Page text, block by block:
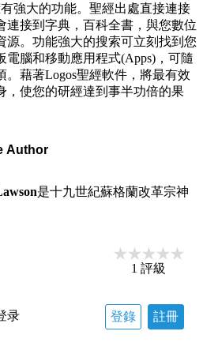
強大的功能。聖經出處直接連接
連接到字典，百科全書，與您數位
源。功能強大的搜索可立刻找到您
電腦和移動應用程式(Apps)，可隨
藉著Logos聖經軟件，將最有效
，使您的研經達到事半功倍的果
Author
是十九世紀蘇格蘭改革宗神
1 評級
录 登錄 註冊